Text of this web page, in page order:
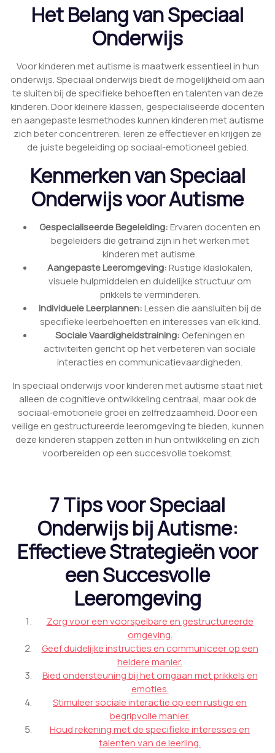
Het Belang van Speciaal
Onderwijs
Voor kinderen met autisme is maatwerk essentieel in hun
onderwijs. Speciaal onderwijs biedt de mogelijkheid om aan
te sluiten bij de specifieke behoeften en talenten van deze
kinderen. Door kleinere klassen, gespecialiseerde docenten
en aangepaste lesmethodes kunnen kinderen met autisme
zich beter concentreren, leren ze effectiever en krijgen ze
de juiste begeleiding op sociaal-emotioneel gebied.
Kenmerken van Speciaal
Onderwijs voor Autisme
Gespecialiseerde Begeleiding:Ervaren docenten en
begeleiders die getraind zijn in het werken met
kinderen met autisme.
Aangepaste Leeromgeving:Rustige klaslokalen,
visuele hulpmiddelen en duidelijke structuur om
prikkels te verminderen.
Individuele Leerplannen:Lessen die aansluiten bij de
specifieke leerbehoeften en interesses van elk kind.
Sociale Vaardigheidstraining: Oefeningen en
activiteiten gericht op het verbeteren van sociale
interacties en communicatievaardigheden.
In speciaal onderwijs voor kinderen met autisme staat niet
alleen de cognitieve ontwikkeling centraal, maar ook de
sociaal-emotionele groei en zelfredzaamheid. Door een
veilige en gestructureerde leeromgeving te bieden, kunnen
deze kinderen stappen zetten in hun ontwikkeling en zich
voorbereiden op een succesvolle toekomst.
7 Tips voor Speciaal
Onderwijs bij Autisme:
Effectieve Strategieën voor
een Succesvolle
Leeromgeving
Zorg voor een voorspelbare en gestructureerde
omgeving.
Geef duidelijke instructies en communiceer op een
heldere manier.
Bied ondersteuning bij het omgaan met prikkels en
emoties.
Stimuleer sociale interactie op een rustige en
begripvolle manier.
Houd rekening met de specifieke interesses en
talenten van de leerling.